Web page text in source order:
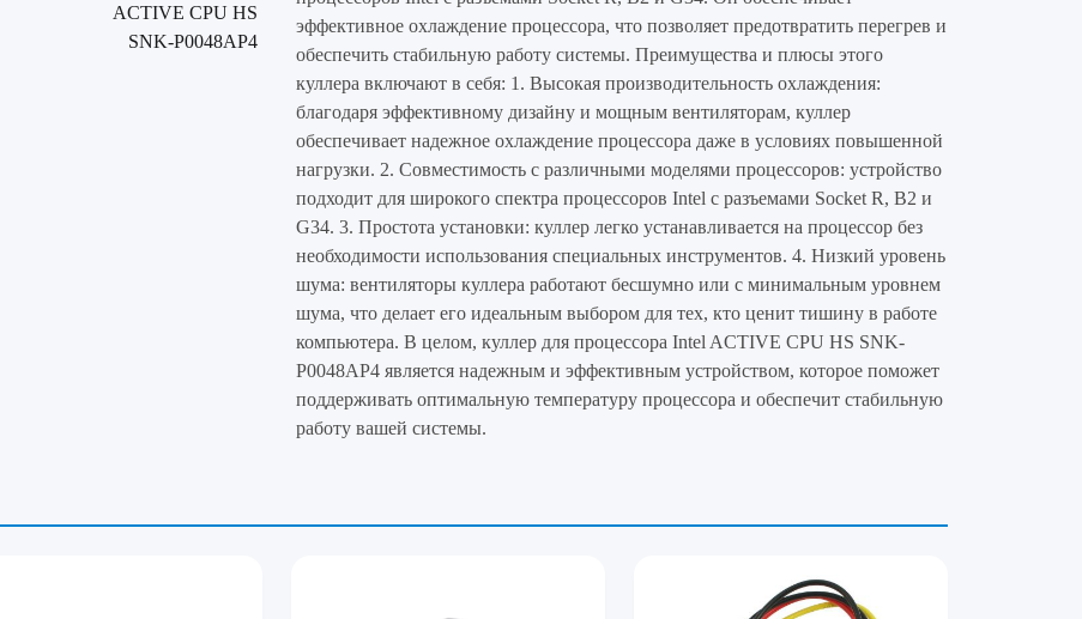
ACTIVE CPU HS
SNK-P0048AP4
эффективное охлаждение процессора, что позволяет предотвратить перегрев и
обеспечить стабильную работу системы. Преимущества и плюсы этого
куллера включают в себя: 1. Высокая производительность охлаждения:
благодаря эффективному дизайну и мощным вентиляторам, куллер
обеспечивает надежное охлаждение процессора даже в условиях повышенной
нагрузки. 2. Совместимость с различными моделями процессоров: устройство
подходит для широкого спектра процессоров Intel с разъемами Socket R, B2 и
G34. 3. Простота установки: куллер легко устанавливается на процессор без
необходимости использования специальных инструментов. 4. Низкий уровень
шума: вентиляторы куллера работают бесшумно или с минимальным уровнем
шума, что делает его идеальным выбором для тех, кто ценит тишину в работе
компьютера. В целом, куллер для процессора Intel ACTIVE CPU HS SNK-
P0048AP4 является надежным и эффективным устройством, которое поможет
поддерживать оптимальную температуру процессора и обеспечит стабильную
работу вашей системы.